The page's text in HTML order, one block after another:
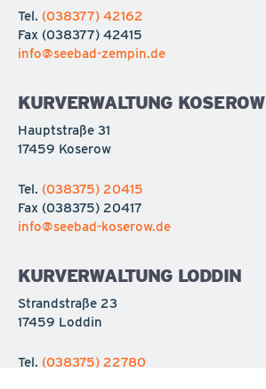
Tel. (038377) 42162
Fax (038377) 42415
info@seebad-zempin.de
KURVERWALTUNG KOSEROW
Hauptstraße 31
17459 Koserow
Tel. (038375) 20415
Fax (038375) 20417
info@seebad-koserow.de
KURVERWALTUNG LODDIN
Strandstraße 23
17459 Loddin
Tel. (038375) 22780